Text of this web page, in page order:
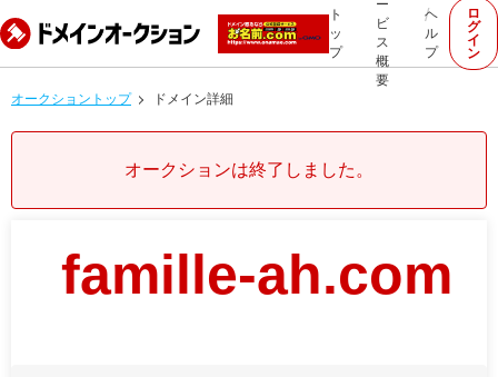
ト
ッ
プ
ー
ビ
ス
概
要
ヘ
ル
プ
ロ
グ
イ
ン
オークショントップ ドメイン詳細
オークションは終了しました。
famille-ah.com